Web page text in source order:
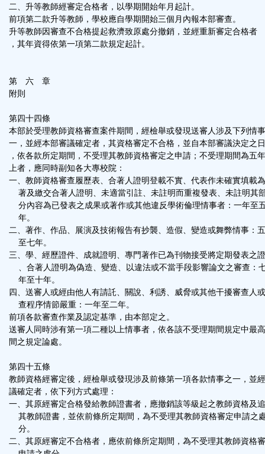
二、升等教師經審定合格者，以學期開始年月起計。
前項第二款升等教師，學校應自學期開始三個月內報本部審查。
升等教師因審查不合格提起救濟致原處分撤銷，並經重新審定合格者
，其年資得依第一項第二款規定起計。
第 六 章
附則
第四十四條
本部於受理教師資格審查案件期間，經檢舉或發現送審人涉及下列情
一，並經本部審議確定者，其資格審定不合格，並自本部審議決定之
，依各款所定期間，不受理其教師資格審定之申請；不受理期間為五
上者，應同時副知各大專校院：
一、教師資格審查履歷表、合著人證明登載不實、代表作未確實填載
著及繳交合著人證明、未適當引註、未註明而重複發表、未註明其
分內容為已發表之成果或著作或其他違反學術倫理情事者：一年至
年。
二、著作、作品、展演及技術報告有抄襲、造假、變造或舞弊情事：
至七年。
三、學、經歷證件、成就證明、專門著作已為刊物接受將定期發表之
、合著人證明為偽造、變造、以違法或不當手段影響論文之審查：
年至十年。
四、送審人或經由他人有請託、關說、利誘、威脅或其他干擾審查人
查程序情節嚴重：一年至二年。
前項各款審查作業及認定基準，由本部定之。
送審人同時涉有第一項二種以上情事者，依各該不受理期間規定中最
間之規定論處。
第四十五條
教師資格經審定後，經檢舉或發現涉及前條第一項各款情事之一，並
議確定者，依下列方式處理：
一、其原經審定合格發給教師證書者，應撤銷該等級起之教師資格及
其教師證書，並依前條所定期間，為不受理其教師資格審定申請之
分。
二、其原經審定不合格者，應依前條所定期間，為不受理其教師資格